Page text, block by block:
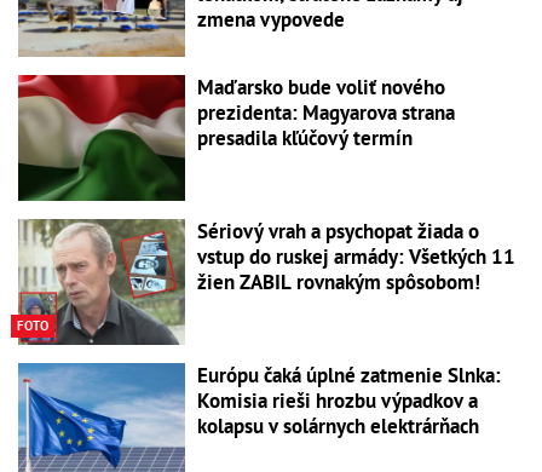
zmena vypovede
Maďarsko bude voliť nového
prezidenta: Magyarova strana
presadila kľúčový termín
FOTO
Sériový vrah a psychopat žiada o
vstup do ruskej armády: Všetkých 11
žien ZABIL rovnakým spôsobom!
Európu čaká úplné zatmenie Slnka:
Komisia rieši hrozbu výpadkov a
kolapsu v solárnych elektrárňach